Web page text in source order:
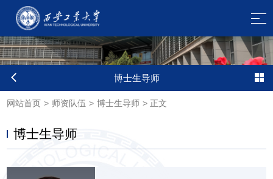
博士生导师
博士生导师
网站首页 > 师资队伍 > 博士生导师 > 正文